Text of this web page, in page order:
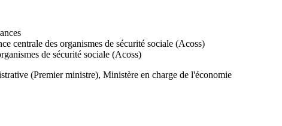
centrale des organismes de sécurité sociale (Acoss)
de sécurité sociale (Acoss)
(Premier ministre), Ministère en charge de l'économie